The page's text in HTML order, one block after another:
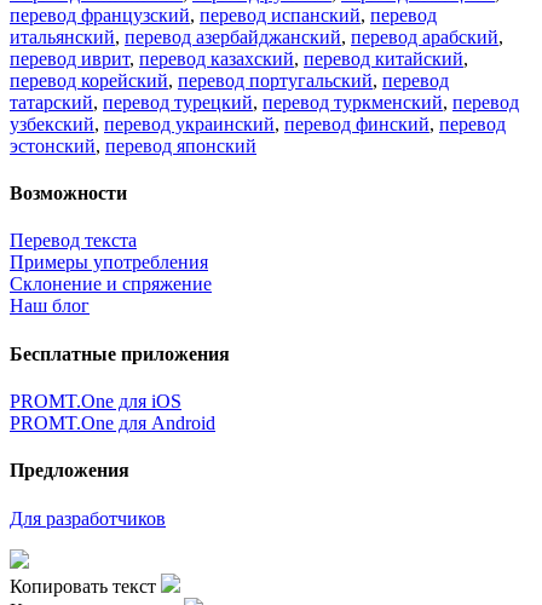
перевод французский, перевод испанский, перевод
итальянский, перевод азербайджанский, перевод арабский,
перевод иврит, перевод казахский, перевод китайский,
перевод корейский, перевод португальский, перевод
татарский, перевод турецкий, перевод туркменский, перевод
узбекский, перевод украинский, перевод финский, перевод
эстонский, перевод японский
Возможности
Перевод текста
Примеры употребления
Склонение и спряжение
Наш блог
Бесплатные приложения
PROMT.One для iOS
PROMT.One для Android
Предложения
Для разработчиков
Копировать текст